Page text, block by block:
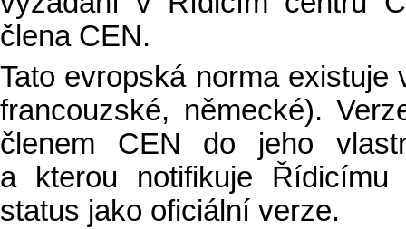
člena CEN.
Tato evropská norma
francouzské, německé).
členem CEN do jeho
a kterou notifikuje Řídicímu
status jako oficiální verze.